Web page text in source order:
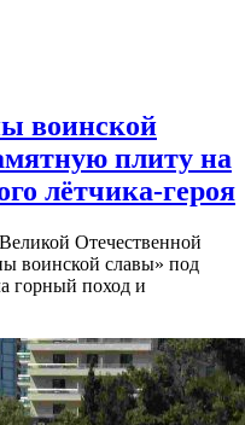
воинской
плиту на
лётчика-героя
Отечественной
воинской славы» под
горный поход и